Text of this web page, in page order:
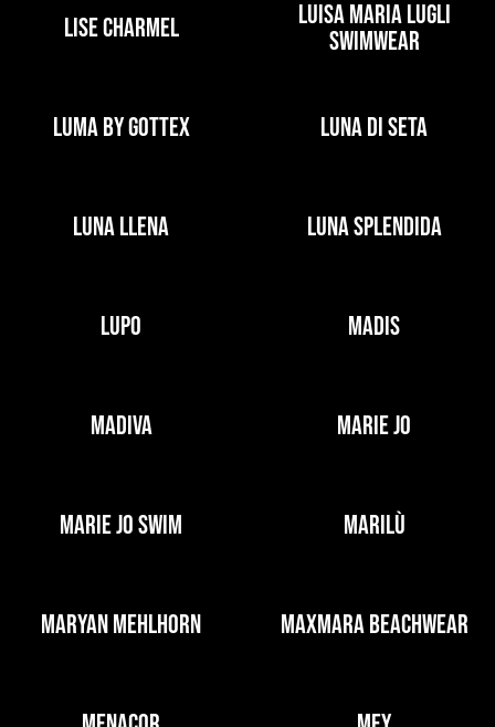
LISE CHARMEL
LUISA MARIA LUGLI
SWIMWEAR
LUMA BY GOTTEX LUNA DI SETA
LUNA LLENA LUNA SPLENDIDA
LUPO MADIS
MADIVA MARIE JO
MARIE JO SWIM MARILÙ
MARYAN MEHLHORN MAXMARA BEACHWEAR